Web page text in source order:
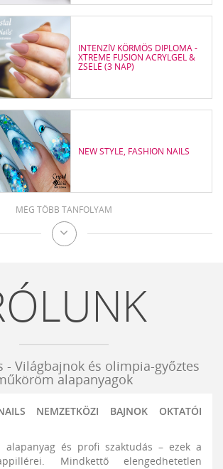
INTENZÍV KÖRMÖS DIPLOMA -
XTREME FUSION ACRYLGEL &
ZSELÉ (3 NAP)
NEW STYLE, FASHION NAILS
MÉG TÖBB TANFOLYAM
Crystal
Nails
tanfolyamok
- Világbajnok és olimpia-győztes
alapanyagok
NEMZETKÖZI BAJNOK OKTATÓI
alapanyag és profi szaktudás – ezek a
Mindkettő elengedhetetlen